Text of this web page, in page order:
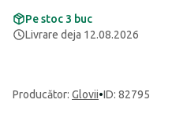
Pe stoc 3 buc
Livrare deja 12.08.2026
Producător: Glovii•ID: 82795